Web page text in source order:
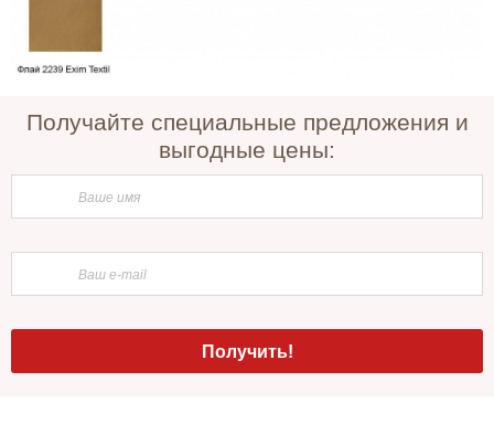
Получайте специальные предложения и
выгодные цены: